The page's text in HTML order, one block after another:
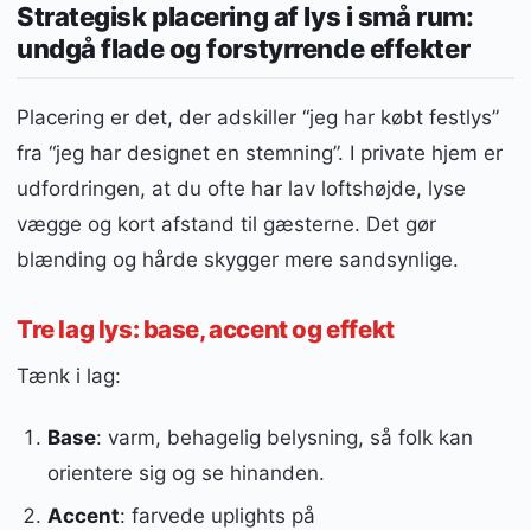
Strategisk placering af lys i små rum:
undgå flade og forstyrrende effekter
Placering er det, der adskiller “jeg har købt festlys”
fra “jeg har designet en stemning”. I private hjem er
udfordringen, at du ofte har lav loftshøjde, lyse
vægge og kort afstand til gæsterne. Det gør
blænding og hårde skygger mere sandsynlige.
Tre lag lys: base, accent og effekt
Tænk i lag:
Base: varm, behagelig belysning, så folk kan
orientere sig og se hinanden.
Accent: farvede uplights på